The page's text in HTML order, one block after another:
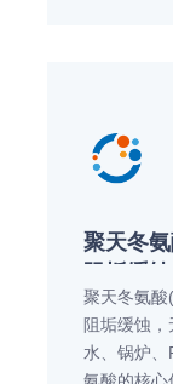
聚天冬
聚天冬氨酸
阻垢缓蚀
水、锅炉